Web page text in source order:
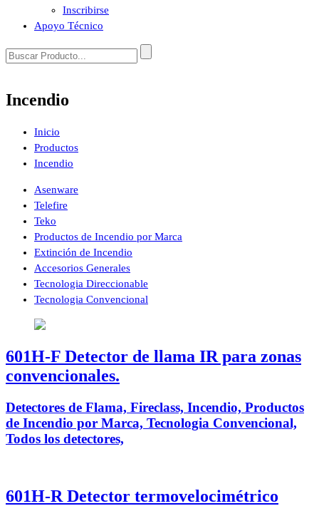
Inscribirse
Apoyo Técnico
Incendio
Inicio
Productos
Incendio
Asenware
Telefire
Teko
Productos de Incendio por Marca
Extinción de Incendio
Accesorios Generales
Tecnologia Direccionable
Tecnologia Convencional
601H-F Detector de llama IR para zonas
convencionales.
Detectores de Flama, Fireclass, Incendio, Productos
de Incendio por Marca, Tecnologia Convencional,
Todos los detectores,
601H-R Detector termovelocimétrico